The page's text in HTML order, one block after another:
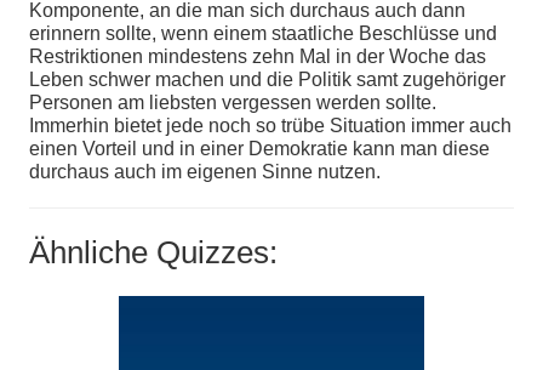
Komponente, an die man sich durchaus auch dann
erinnern sollte, wenn einem staatliche Beschlüsse und
Restriktionen mindestens zehn Mal in der Woche das
Leben schwer machen und die Politik samt zugehöriger
Personen am liebsten vergessen werden sollte.
Immerhin bietet jede noch so trübe Situation immer auch
einen Vorteil und in einer Demokratie kann man diese
durchaus auch im eigenen Sinne nutzen.
Ähnliche Quizzes: